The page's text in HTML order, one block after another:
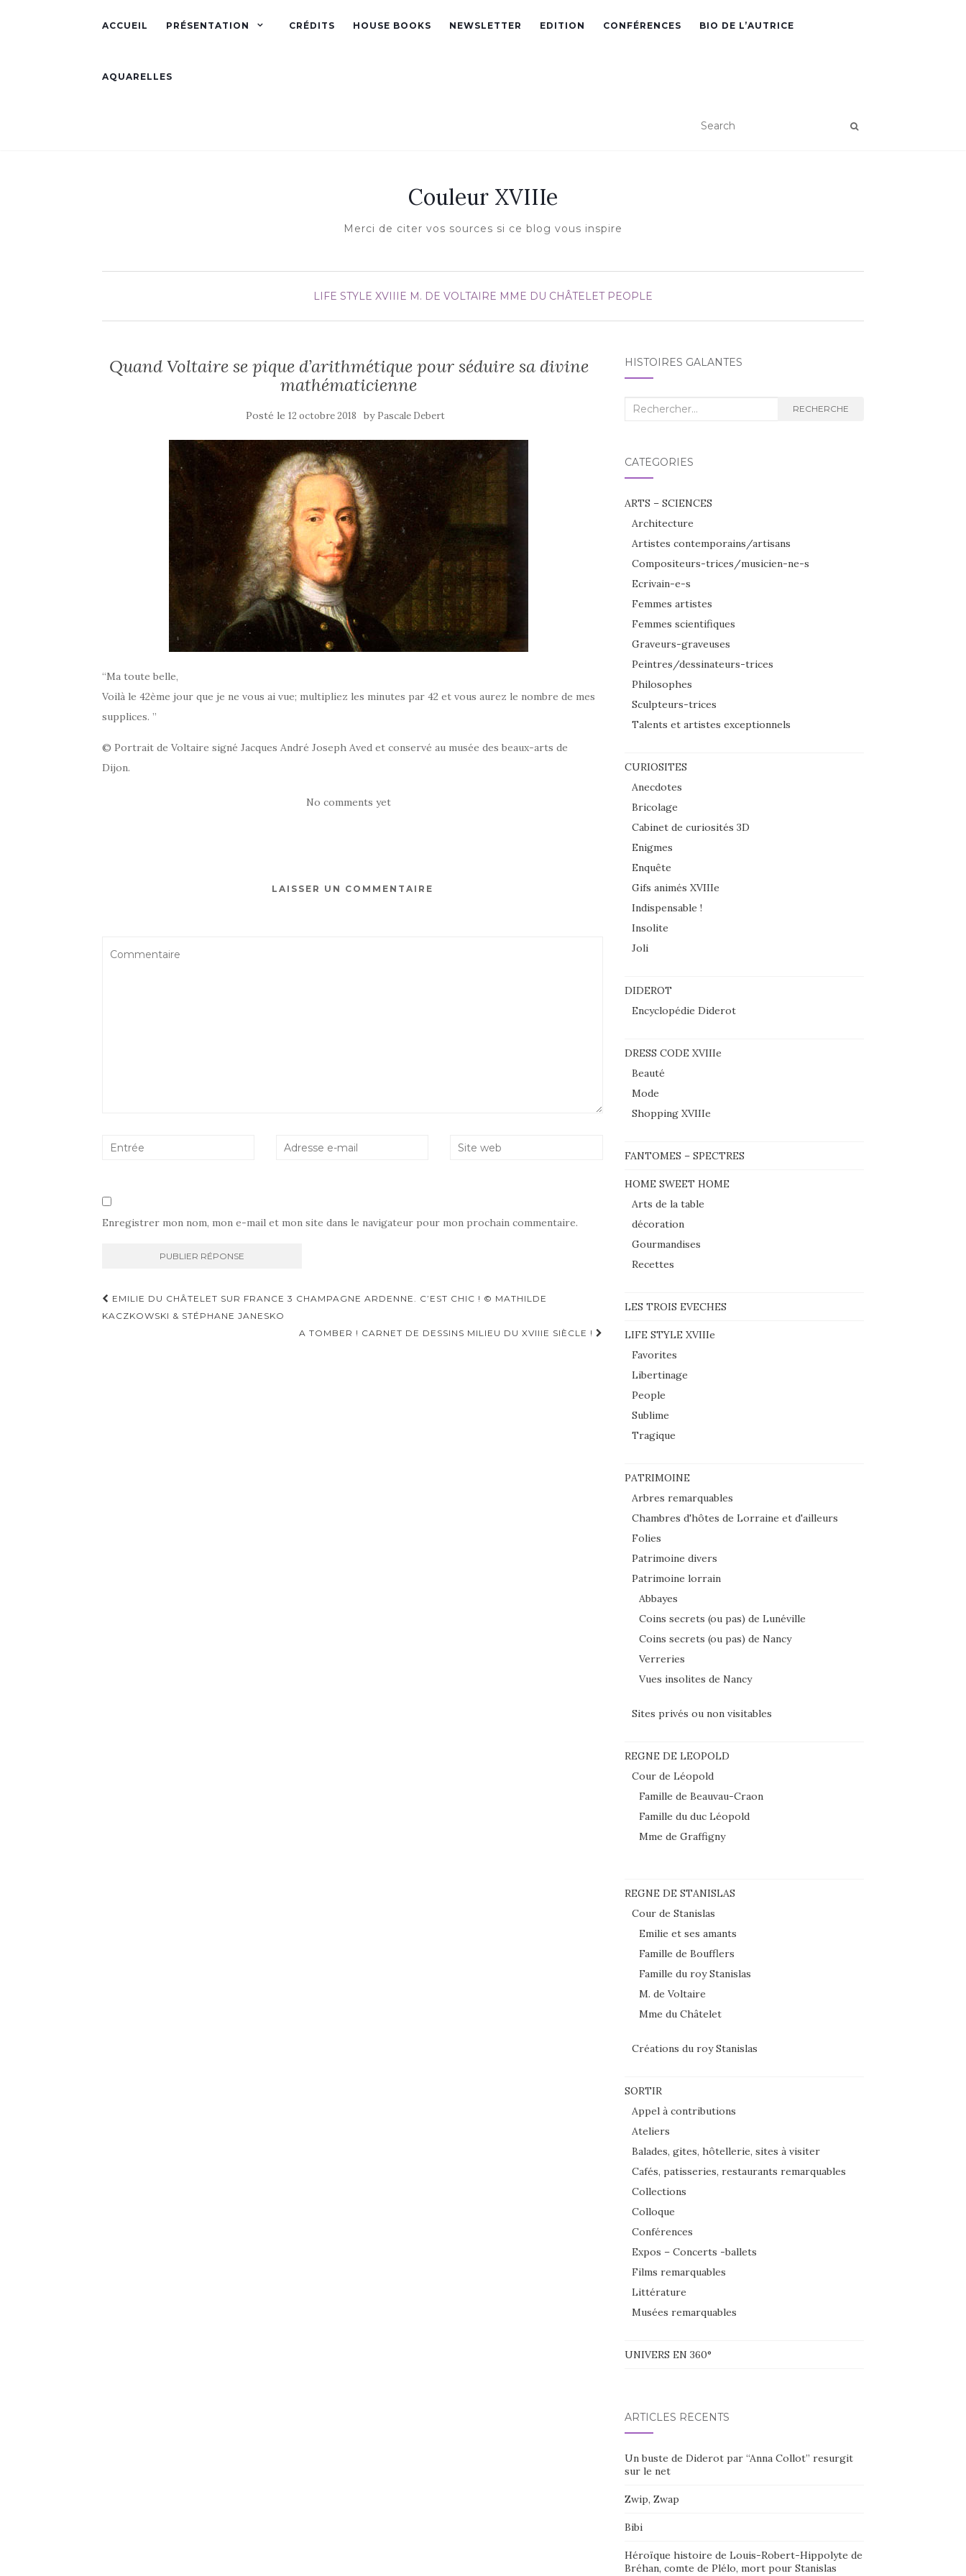
ACCUEIL PRÉSENTATION CRÉDITS HOUSE BOOKS NEWSLETTER EDITION CONFÉRENCES BIO DE L’AUTRICE
AQUARELLES
Couleur XVIIIe
Merci de citer vos sources si ce blog vous inspire
LIFE STYLE XVIIIE M. DE VOLTAIRE MME DU CHÂTELET PEOPLE
Quand Voltaire se pique d’arithmétique pour séduire sa divine
mathématicienne
Posté le 12 octobre 2018 by Pascale Debert
“Ma toute belle,
Voilà le 42ème jour que je ne vous ai vue; multipliez les minutes par 42 et vous aurez le nombre de mes
supplices. ”
© Portrait de Voltaire signé Jacques André Joseph Aved et conservé au musée des beaux-arts de
Dijon.
No comments yet
LAISSER UN COMMENTAIRE
Enregistrer mon nom, mon e-mail et mon site dans le navigateur pour mon prochain commentaire.
Navigation
d'article
EMILIE DU CHÂTELET SUR FRANCE 3 CHAMPAGNE ARDENNE. C’EST CHIC ! © MATHILDE
KACZKOWSKI & STÉPHANE JANESKO
A TOMBER ! CARNET DE DESSINS MILIEU DU XVIIIE SIÈCLE !
HISTOIRES GALANTES
Recherche
RECHERCHE
CATÉGORIES
ARTS – SCIENCES
Architecture
Artistes contemporains/artisans
Compositeurs-trices/musicien-ne-s
Ecrivain-e-s
Femmes artistes
Femmes scientifiques
Graveurs-graveuses
Peintres/dessinateurs-trices
Philosophes
Sculpteurs-trices
Talents et artistes exceptionnels
CURIOSITES
Anecdotes
Bricolage
Cabinet de curiosités 3D
Enigmes
Enquête
Gifs animés XVIIIe
Indispensable !
Insolite
Joli
DIDEROT
Encyclopédie Diderot
DRESS CODE XVIIIe
Beauté
Mode
Shopping XVIIIe
FANTOMES – SPECTRES
HOME SWEET HOME
Arts de la table
décoration
Gourmandises
Recettes
LES TROIS EVECHES
LIFE STYLE XVIIIe
Favorites
Libertinage
People
Sublime
Tragique
PATRIMOINE
Arbres remarquables
Chambres d'hôtes de Lorraine et d'ailleurs
Folies
Patrimoine divers
Patrimoine lorrain
Abbayes
Coins secrets (ou pas) de Lunéville
Coins secrets (ou pas) de Nancy
Verreries
Vues insolites de Nancy
Sites privés ou non visitables
REGNE DE LEOPOLD
Cour de Léopold
Famille de Beauvau-Craon
Famille du duc Léopold
Mme de Graffigny
REGNE DE STANISLAS
Cour de Stanislas
Emilie et ses amants
Famille de Boufflers
Famille du roy Stanislas
M. de Voltaire
Mme du Châtelet
Créations du roy Stanislas
SORTIR
Appel à contributions
Ateliers
Balades, gites, hôtellerie, sites à visiter
Cafés, patisseries, restaurants remarquables
Collections
Colloque
Conférences
Expos – Concerts -ballets
Films remarquables
Littérature
Musées remarquables
UNIVERS EN 360°
ARTICLES RÉCENTS
Un buste de Diderot par “Anna Collot” resurgit
sur le net
Zwip, Zwap
Bibi
Héroïque histoire de Louis-Robert-Hippolyte de
Bréhan, comte de Plélo, mort pour Stanislas